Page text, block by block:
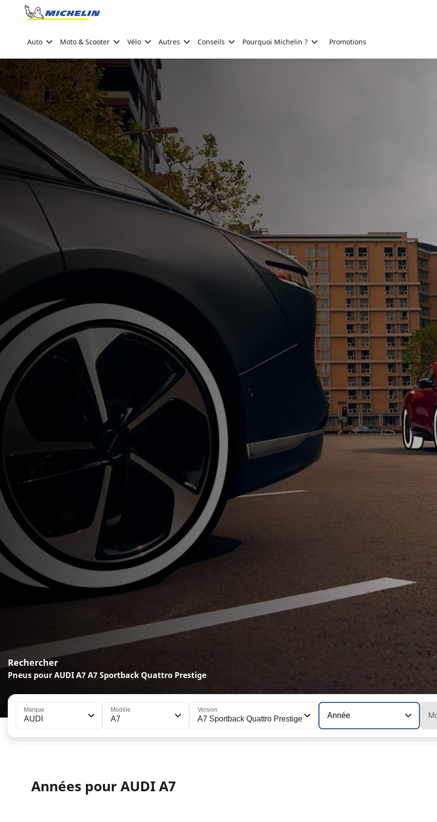
Go to page content
Auto Moto & Scooter Vélo Autres Conseils Pourquoi Michelin ? Promotions
Rechercher
Pneus pour AUDI A7 A7 Sportback Quattro Prestige
Marque
AUDI
Modèle
A7
Version
A7 Sportback Quattro Prestige Année
Années pour AUDI A7